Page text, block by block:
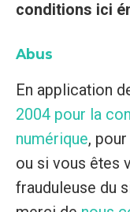
conditions ici
Abus
En application
2004 pour la
numérique,
ou si vous êtes
frauduleuse du